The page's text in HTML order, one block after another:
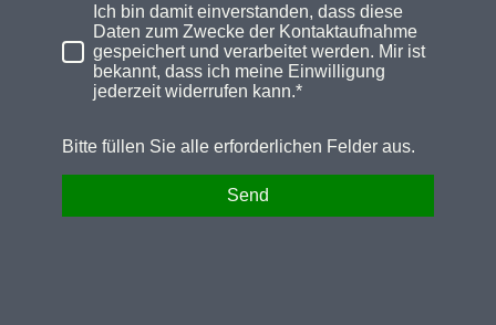
Ich bin damit einverstanden, dass diese
Daten zum Zwecke der Kontaktaufnahme
gespeichert und verarbeitet werden. Mir ist
bekannt, dass ich meine Einwilligung
jederzeit widerrufen kann.*
Bitte füllen Sie alle erforderlichen Felder aus.
Send